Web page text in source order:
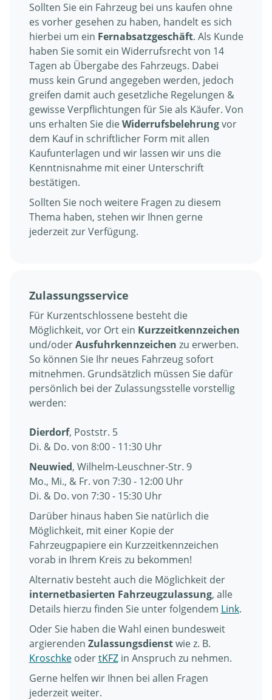
Sollten Sie ein Fahrzeug bei uns kaufen ohne
es vorher gesehen zu haben, handelt es sich
hierbei um ein Fernabsatzgeschäft. Als Kunde
haben Sie somit ein Widerrufsrecht von 14
Tagen ab Übergabe des Fahrzeugs. Dabei
muss kein Grund angegeben werden, jedoch
greifen damit auch gesetzliche Regelungen &
gewisse Verpflichtungen für Sie als Käufer. Von
uns erhalten Sie dieWiderrufsbelehrungvor
dem Kauf in schriftlicher Form mit allen
Kaufunterlagen und wir lassen wir uns die
Kenntnisnahme mit einer Unterschrift
bestätigen.
Sollten Sie noch weitere Fragen zu diesem
Thema haben, stehen wir Ihnen gerne
jederzeit zur Verfügung.
Zulassungsservice
Für Kurzentschlossene besteht die
Möglichkeit, vor Ort ein Kurzzeitkennzeichen
und/oderAusfuhrkennzeichen zu erwerben.
So können Sie Ihr neues Fahrzeug sofort
mitnehmen. Grundsätzlich müssen Sie dafür
persönlich bei der Zulassungsstelle vorstellig
werden:
Dierdorf, Poststr. 5
Di. & Do. von 8:00 - 11:30 Uhr
Neuwied, Wilhelm-Leuschner-Str. 9
Mo., Mi., & Fr. von 7:30 - 12:00 Uhr
Di. & Do. von 7:30 - 15:30 Uhr
Darüber hinaus haben Sie natürlich die
Möglichkeit, mit einer Kopie der
Fahrzeugpapiere ein Kurzzeitkennzeichen
vorab in Ihrem Kreis zu bekommen!
Alternativ besteht auch die Möglichkeit der
internetbasierten Fahrzeugzulassung, alle
Details hierzu finden Sie unter folgendem Link.
Oder Sie haben die Wahl einen bundesweit
argierenden Zulassungsdienstwie z. B.
KroschkeodertKFZin Anspruch zu nehmen.
Gerne helfen wir Ihnen bei allen Fragen
jederzeit weiter.